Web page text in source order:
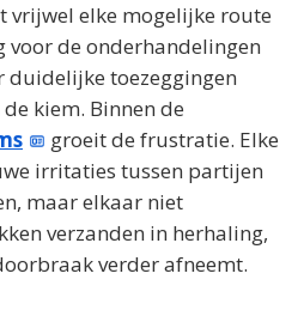
vrijwel elke mogelijke route
de onderhandelingen
duidelijke toezeggingen
kiem. Binnen de
groeit de frustratie. Elke
irritaties tussen partijen
maar elkaar niet
verzanden in herhaling,
verder afneemt.